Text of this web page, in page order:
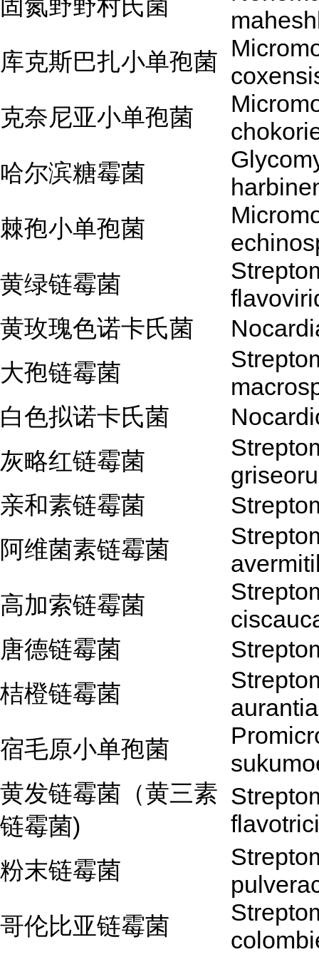
固氮野野村氏菌
库克斯巴扎小单孢菌
克奈尼亚小单孢菌
哈尔滨糖霉菌
棘孢小单孢菌
黄绿链霉菌
黄玫瑰色诺卡氏菌
大孢链霉菌
白色拟诺卡氏菌
灰略红链霉菌
亲和素链霉菌
阿维菌素链霉菌
高加索链霉菌
唐德链霉菌
桔橙链霉菌
宿毛原小单孢菌
黄发链霉菌（黄三素
链霉菌)
粉末链霉菌
哥伦比亚链霉菌